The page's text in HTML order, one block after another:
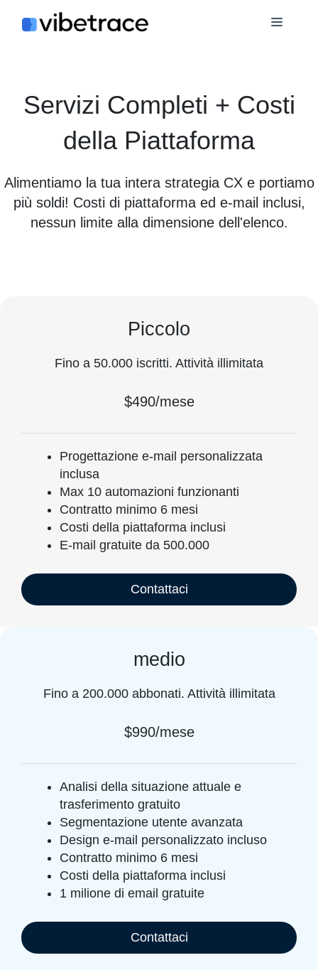
Menù
Servizi Completi + Costi
della Piattaforma
Alimentiamo la tua intera strategia CX e portiamo
più soldi! Costi di piattaforma ed e-mail inclusi,
nessun limite alla dimensione dell'elenco.
Piccolo
Fino a 50.000 iscritti. Attività illimitata
$490/mese
Progettazione e-mail personalizzata
inclusa
Max 10 automazioni funzionanti
Contratto minimo 6 mesi
Costi della piattaforma inclusi
E-mail gratuite da 500.000
Contattaci
medio
Fino a 200.000 abbonati. Attività illimitata
$990/mese
Analisi della situazione attuale e
trasferimento gratuito
Segmentazione utente avanzata
Design e-mail personalizzato incluso
Contratto minimo 6 mesi
Costi della piattaforma inclusi
1 milione di email gratuite
Contattaci